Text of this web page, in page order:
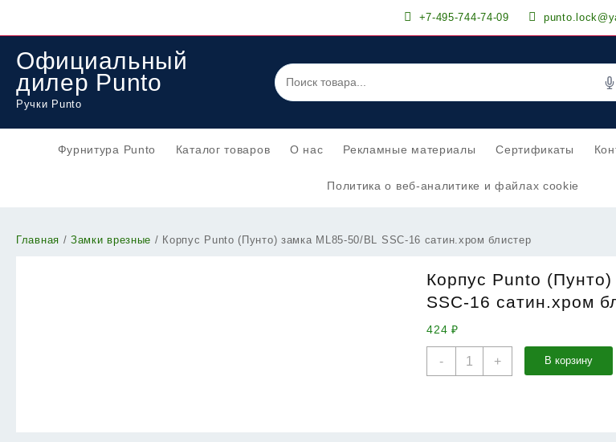
+7-495-744-74-09
Официальный
дилер Punto
Ручки Punto
Фурнитура Punto Каталог товаров О нас Рекламные материалы Сертификаты
Политика о веб-аналитике и файлах cookie
Главная /Замки врезные / Корпус Punto (Пунто) замка ML85-50/BL SSC-16 сатин.хром блистер
Корпус Punto
SSC-16 сатин.хром
424₽
-
Количество
+ В корзину